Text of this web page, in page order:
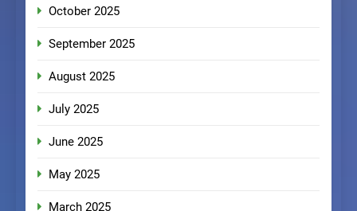
October 2025
September 2025
August 2025
July 2025
June 2025
May 2025
March 2025